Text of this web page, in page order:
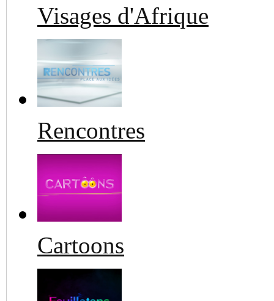
Visages d'Afrique
Rencontres
Cartoons